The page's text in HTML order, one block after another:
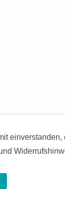
einverstanden,